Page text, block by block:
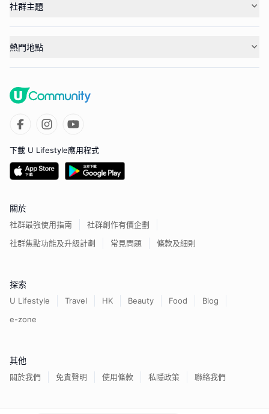
社群主題
熱門地點
下載 U Lifestyle應用程式
關於
社群最強使用指南
社群創作有價企劃
社群焦點功能及升級計劃
常見問題 條款及細則
探索
U Lifestyle Travel HK Beauty Food
Blog
e-zone
其他
關於我們 免責聲明 使用條款 私隱政策 聯絡我們